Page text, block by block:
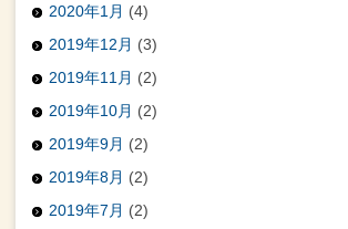
2020年1月 (4)
2019年12月 (3)
2019年11月 (2)
2019年10月 (2)
2019年9月 (2)
2019年8月 (2)
2019年7月 (2)